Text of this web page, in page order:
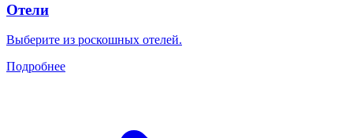
Отели
Выберите из роскошных отелей.
Подробнее